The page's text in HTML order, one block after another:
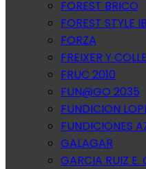
FOREST BRICO
FOREST STYLE
FORZA
FREIXER Y
FRUC 2010
FUN@GO 2035
FUNDICION
FUNDICIONES
GALAGAR
GARCIA RUIZ E.